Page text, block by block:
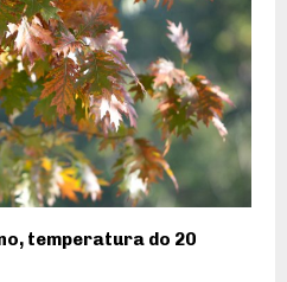
temperatura do 20